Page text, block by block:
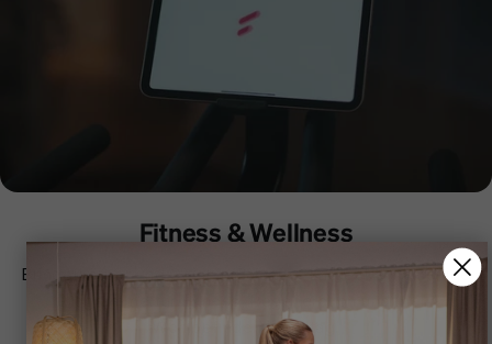
Fitness & Wellness
Bringe Körper und Geist in Balance. Entdecke vielseitige
Programme für Fitness, Regeneration und mehr
Wohlbefinden im Alltag.